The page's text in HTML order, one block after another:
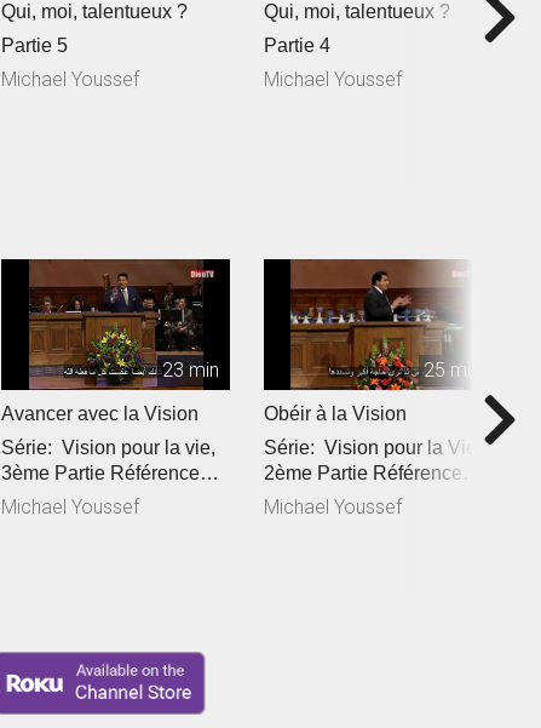
Qui, moi, talentueux ?
Partie 5
Michael Youssef
Qui, moi, talentueux ?
Partie 4
Michael Youssef
23 min
Avancer avec la Vision
Série: Vision pour la vie,
3ème Partie Référence
Biblique: Exode 14:10...
Michael Youssef
25 min
Obéir à la Vision
Série: Vision pour la Vie,
2ème Partie Référence
Biblique: Actes 26:19
Michael Youssef